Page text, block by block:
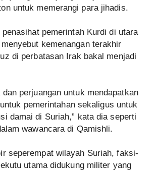
untuk memerangi para jihadis.
pemerintah Kurdi di utara
kemenangan terakhir
di perbatasan Irak bakal menjadi
dan perjuangan untuk mendapatkan
pemerintahan sekaligus untuk
damai di Suriah,” kata dia seperti
wawancara di Qamishli.
seperempat wilayah Suriah, faksi-
utama didukung militer yang